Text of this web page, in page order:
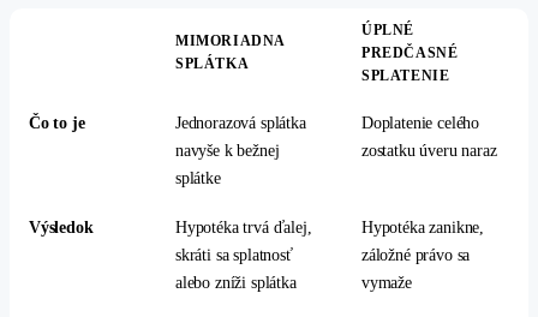
MIMORIADNA
SPLÁTKA
ÚPLNÉ
PREDČASNÉ
SPLATENIE
Čo to je
Jednorazová splátka
navyše k bežnej
splátke
Doplatenie celého
zostatku úveru naraz
Výsledok
Hypotéka trvá ďalej,
skráti sa splatnosť
alebo zníži splátka
Hypotéka zanikne,
záložné právo sa
vymaže